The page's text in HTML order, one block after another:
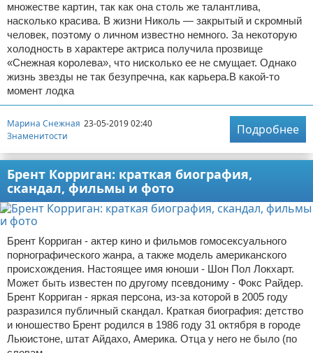
множестве картин, так как она столь же талантлива,
насколько красива. В жизни Николь — закрытый и скромный
человек, поэтому о личном известно немного. За некоторую
холодность в характере актриса получила прозвище
«Снежная королева», что нисколько ее не смущает. Однако
жизнь звезды не так безупречна, как карьера.В какой-то
момент лодка
Марина Снежная 23-05-2019 02:40
Знаменитости
Подробнее
Брент Корриган: краткая биография,
скандал, фильмы и фото
Брент Корриган - актер кино и фильмов гомосексуального
порнографического жанра, а также модель американского
происхождения. Настоящее имя юноши - Шон Пол Локхарт.
Может быть известен по другому псевдониму - Фокс Райдер.
Брент Корриган - яркая персона, из-за которой в 2005 году
разразился публичный скандал. Краткая биография: детство
и юношество Брент родился в 1986 году 31 октября в городе
Льюистоне, штат Айдахо, Америка. Отца у него не было (по